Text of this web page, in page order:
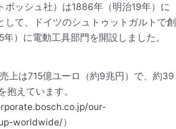
ボッシュ社）は1886年（明治19年）に
して、ドイツのシュトゥットガルトで創
）に電動工具部門を開設しました。
上は715億ユーロ（約9兆円）で、約39
抱えています。
our-
worldwide/）